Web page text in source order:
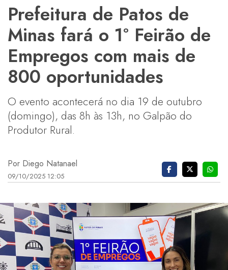
Prefeitura de Patos de
Minas fará o 1º Feirão de
Empregos com mais de
800 oportunidades
O evento acontecerá no dia 19 de outubro
(domingo), das 8h às 13h, no Galpão do
Produtor Rural.
Por Diego Natanael
09/10/2025 12:05